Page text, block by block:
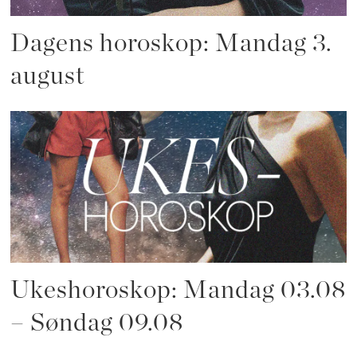
Dagens horoskop: Mandag 3.
august
Ukeshoroskop: Mandag 03.08
– Søndag 09.08